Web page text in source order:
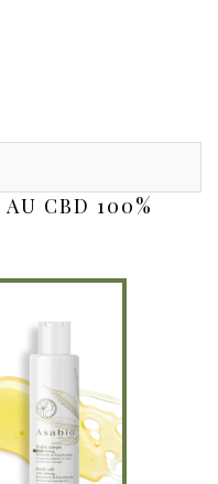
CBD 100%